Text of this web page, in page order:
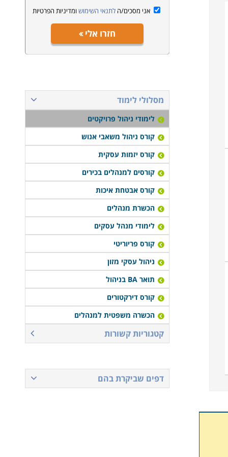
אני מסכים/הלתנאי השימוש ומדיניות הפרטיות
חזרו אלי
מסלולי לימוד
לימודי ניהול פרויקטים
קורס ניהול משאבי אנוש
קורס יזמות עסקית
קורסים למנהלים בכירים
קורס אבטחת איכות
הכשרת מנהלים
לימודי מנהל עסקים
קורס פריוריטי
ניהול עסקי מזון
תואר BA בניהול
קורס דירקטורים
הכשרה משפטית למנהלים
קטגוריות קשורות
דפים שביקרת בהם